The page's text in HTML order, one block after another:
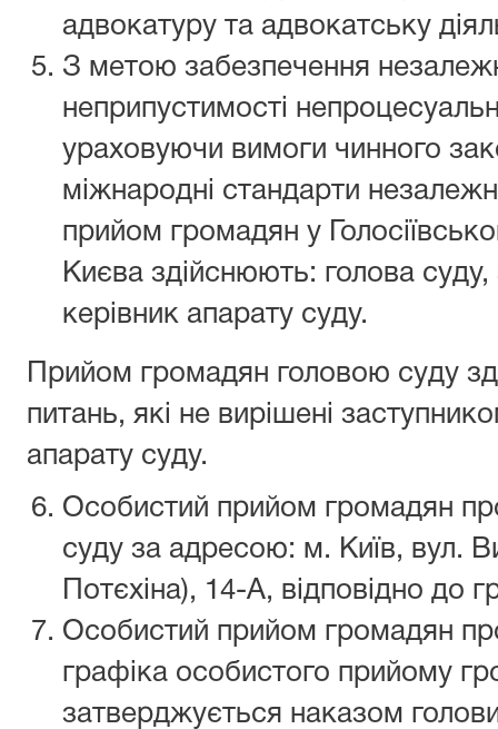
адвокатуру та адвокатську
З метою забезпечення
неприпустимості
ураховуючи вимоги чинного
міжнародні стандарти
прийом громадян у
Києва здійснюють: голова суду,
керівник апарату суду.
Прийом громадян головою суду
питань, які не вирішені
апарату суду.
Особистий прийом громадян
суду за адресою: м. Київ, вул.
Потєхіна), 14-А, відповідно до
Особистий прийом громадян
графіка особистого прийому
затверджується наказом